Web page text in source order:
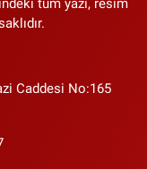
tüm yazı, resim
Caddesi No:165